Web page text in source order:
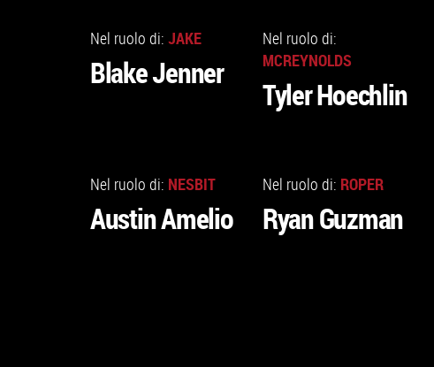
Nel ruolo di: JAKE
Blake Jenner
Nel ruolo di:
MCREYNOLDS
Tyler Hoechlin
Nel ruolo di: NESBIT
Austin Amelio
Nel ruolo di: ROPER
Ryan Guzman